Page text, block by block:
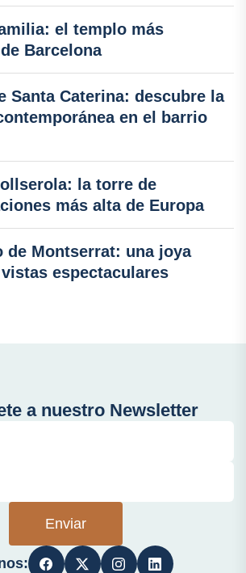
el templo más
Barcelona
Santa Caterina: descubre la
en el barrio
la torre de
más alta de Europa
de Montserrat: una joya
espectaculares
a nuestro Newsletter
Enviar